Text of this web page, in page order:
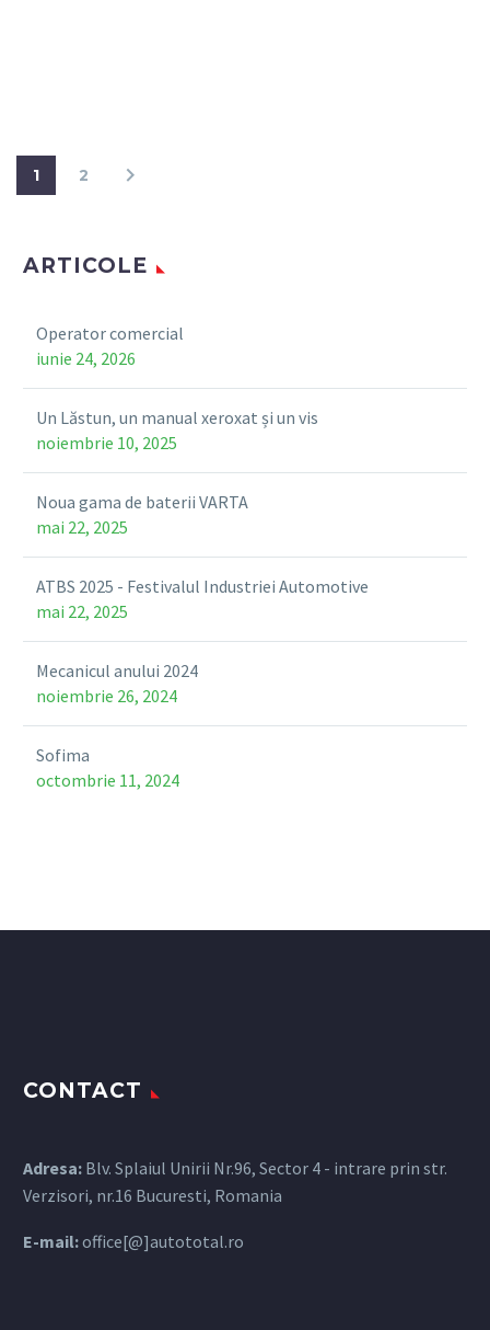
1 2
ARTICOLE
Operator comercial
iunie 24, 2026
Un Lăstun, un manual xeroxat și un vis
noiembrie 10, 2025
Noua gama de baterii VARTA
mai 22, 2025
ATBS 2025 - Festivalul Industriei Automotive
mai 22, 2025
Mecanicul anului 2024
noiembrie 26, 2024
Sofima
octombrie 11, 2024
CONTACT
Adresa: Blv. Splaiul Unirii Nr.96, Sector 4 - intrare prin str.
Verzisori, nr.16 Bucuresti, Romania
E-mail:office[@]autototal.ro